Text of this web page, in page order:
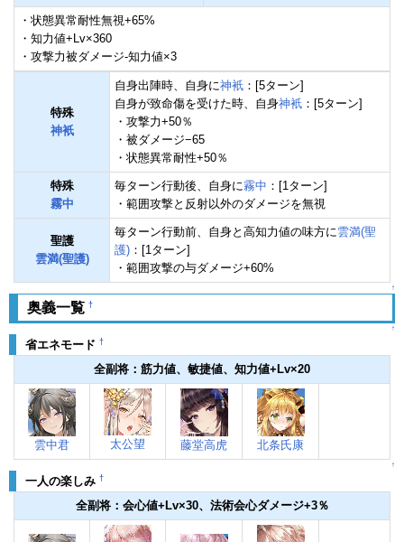
・状態異常耐性無視+65%
・知力値+Lv×360
・攻撃力被ダメージ-知力値×3
特殊
神衹
自身出陣時、自身に神衹 ：[5ターン]
自身が致命傷を受けた時、自身神衹 ：[5ターン]
・攻撃力+50％
・被ダメージ−65
・状態異常耐性+50％
特殊
霧中
毎ターン行動後、自身に霧中 ：[1ターン]
・範囲攻撃と反射以外のダメージを無視
聖護
雲満(聖護)
毎ターン行動前、自身と高知力値の味方に雲満(聖
護) ：[1ターン]
・範囲攻撃の与ダメージ+60%
↑
奥義一覧 †
↑
省エネモード †
全副将：筋力値、敏捷値、知力値+Lv×20
雲中君 太公望 藤堂高虎 北条氏康
↑
一人の楽しみ †
全副将：会心値+Lv×30、法術会心ダメージ+3％